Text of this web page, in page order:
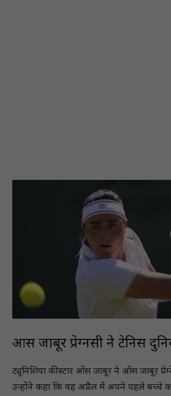
ओंस जाबूर प्रेग्नेंसी ने टेनिस
ट्यूनिशिया की स्टार ओंस जाबूर ने ओंस जाबूर
उन्होंने कहा कि वह अप्रैल में अपने पहले बच्चे